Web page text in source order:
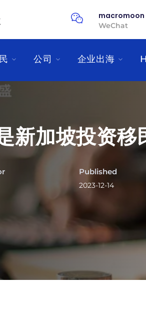
macromoon
WeChat
公司 企业出海
新加坡投资移
Published
2023-12-14